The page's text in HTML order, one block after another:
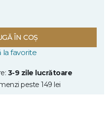
ÎN COȘ
la favorite
3-9 zile lucrătoare
peste 149 lei